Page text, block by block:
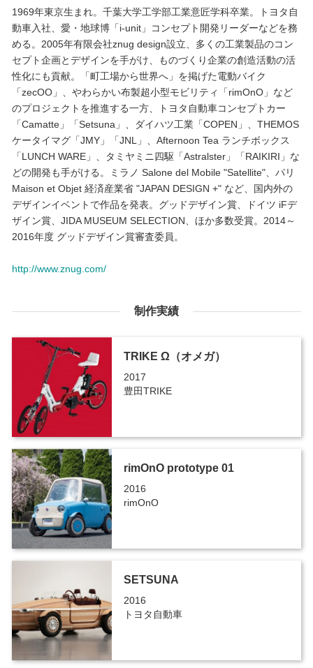
1969年東京生まれ。千葉大学工学部工業意匠学科卒業。トヨタ自
動車入社、愛・地球博「i-unit」コンセプト開発リーダーなどを務
める。2005年有限会社znug design設立、多くの工業製品のコン
セプト企画とデザインを手がけ、ものづくり企業の創造活動の活
性化にも貢献。「町工場から世界へ」を掲げた電動バイク
「zecOO」、やわらかい布製超小型モビリティ「rimOnO」など
のプロジェクトを推進する一方、トヨタ自動車コンセプトカー
「Camatte」「Setsuna」、ダイハツ工業「COPEN」、THEMOS
ケータイマグ「JMY」「JNL」、Afternoon Tea ランチボックス
「LUNCH WARE」、タミヤミニ四駆「Astralster」「RAIKIRI」な
どの開発も手がける。ミラノ Salone del Mobile "Satellite"、パリ
Maison et Objet 経済産業省 "JAPAN DESIGN +" など、国内外の
デザインイベントで作品を発表。グッドデザイン賞、ドイツ iFデ
ザイン賞、JIDA MUSEUM SELECTION、ほか多数受賞。2014～
2016年度 グッドデザイン賞審査委員。
http://www.znug.com/
制作実績
TRIKE Ω（オメガ）
2017
豊田TRIKE
rimOnO prototype 01
2016
rimOnO
SETSUNA
2016
トヨタ自動車